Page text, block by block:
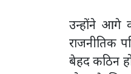
उन्होंने आगे
राजनीतिक
बेहद कठिन